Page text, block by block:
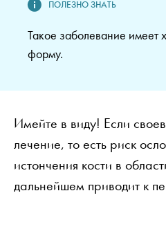
Такое заболевание имеет
форму.
Имейте в виду! Если
лечение, то есть риск
истончения кости в
дальнейшем приводит к